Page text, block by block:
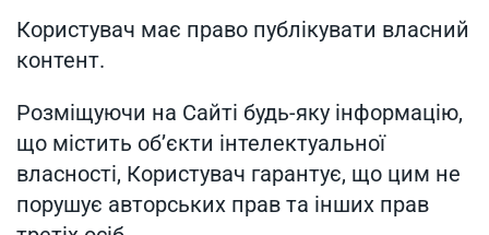
Користувач має право публікувати власний
контент.
Розміщуючи на Сайті будь-яку інформацію,
що містить об’єкти інтелектуальної
власності, Користувач гарантує, що цим не
порушує авторських прав та інших прав